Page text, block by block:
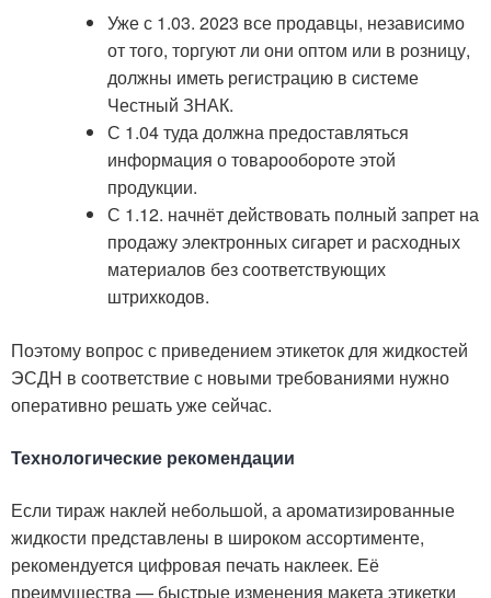
Уже с 1.03. 2023 все продавцы, независимо
от того, торгуют ли они оптом или в розницу,
должны иметь регистрацию в системе
Честный ЗНАК.
С 1.04 туда должна предоставляться
информация о товарообороте этой
продукции.
С 1.12. начнёт действовать полный запрет на
продажу электронных сигарет и расходных
материалов без соответствующих
штрихкодов.
Поэтому вопрос с приведением этикеток для жидкостей
ЭСДН в соответствие с новыми требованиями нужно
оперативно решать уже сейчас.
Технологические рекомендации
Если тираж наклей небольшой, а ароматизированные
жидкости представлены в широком ассортименте,
рекомендуется цифровая печать наклеек. Её
преимущества — быстрые изменения макета этикетки